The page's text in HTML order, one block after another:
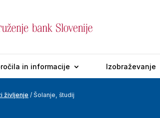
in informacije Izobraževanje
življenje / Šolanje, študij